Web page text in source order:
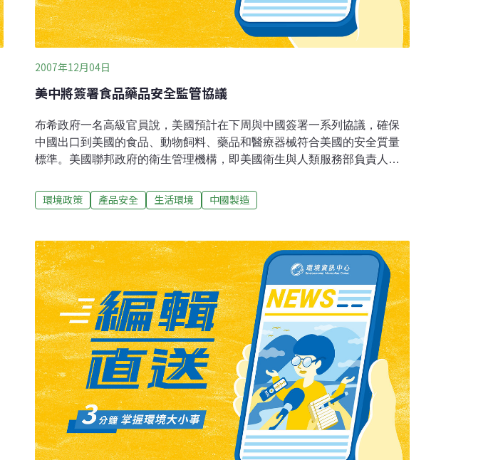
2007年12月04日
美中將簽署食品藥品安全監管協議
布希政府一名高級官員說，美國預計在下周與中國簽署一系列協議，確保
中國出口到美國的食品、動物飼料、藥品和醫療器械符合美國的安全質量
標準。美國聯邦政府的衛生管理機構，即美國衛生與人類服務部負責人萊
國的標準來生產，包括美國的質量標準和美國的安全標準。」2007年夏季
以來，中國產品質量問題在世界範圍內頻頻遭到曝光，僅美國就多次回收
的食品出口增長很快，其中海鮮產品的食品出口增幅最大，自2001年以
來，出口額已翻番，2006年的出口海鮮價值19億3000萬美元。萊維特說，
中國官員抱怨西方媒體不公正地誇大了中國產品的安全問題，但承認他們
必須採取步驟保護「中國製造」產品的聲譽。他說，「很顯然，中方意識
到'中國製造'的品牌正受到影響，我想這也是為什麼中方積極與我們合作達
成有關協議的
環境政策 產品安全 生活環境 中國製造